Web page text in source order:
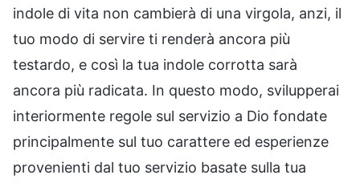
indole di vita non cambierà di una virgola, anzi, il
tuo modo di servire ti renderà ancora più
testardo, e così la tua indole corrotta sarà
ancora più radicata. In questo modo, svilupperai
interiormente regole sul servizio a Dio fondate
principalmente sul tuo carattere ed esperienze
provenienti dal tuo servizio basate sulla tua